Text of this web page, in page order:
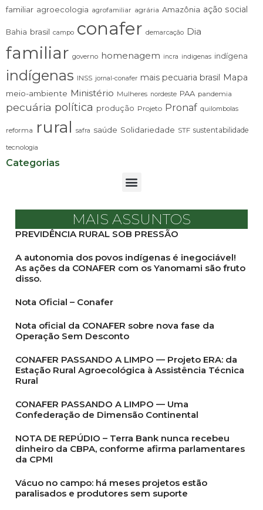
familiar agroecologia agrofamiliar agrária Amazônia ação social
Bahia brasil campo conafer demarcação Dia
familiar governo homenagem incra indigenas indígena
indígenas INSS jornal-conafer mais pecuaria brasil Mapa
meio-ambiente Ministério Mulheres nordeste PAA pandemia
pecuária política produção Projeto Pronaf quilombolas
reforma rural safra saúde Solidariedade STF sustentabilidade
tecnologia
Categorias
MAIS ASSUNTOS
PREVIDÊNCIA RURAL SOB PRESSÃO
A autonomia dos povos indígenas é inegociável!
As ações da CONAFER com os Yanomami são fruto
disso.
Nota Oficial – Conafer
Nota oficial da CONAFER sobre nova fase da
Operação Sem Desconto
CONAFER PASSANDO A LIMPO — Projeto ERA: da
Estação Rural Agroecológica à Assistência Técnica
Rural
CONAFER PASSANDO A LIMPO — Uma
Confederação de Dimensão Continental
NOTA DE REPÚDIO – Terra Bank nunca recebeu
dinheiro da CBPA, conforme afirma parlamentares
da CPMI
Vácuo no campo: há meses projetos estão
paralisados e produtores sem suporte